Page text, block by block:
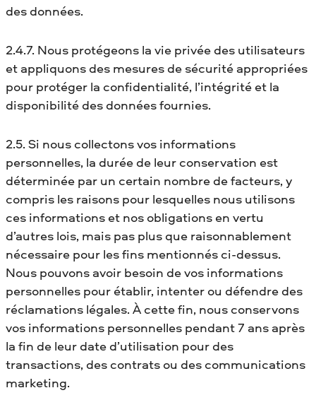
des données.
2.4.7. Nous protégeons la vie privée des utilisateurs
et appliquons des mesures de sécurité appropriées
pour protéger la confidentialité, l’intégrité et la
disponibilité des données fournies.
2.5. Si nous collectons vos informations
personnelles, la durée de leur conservation est
déterminée par un certain nombre de facteurs, y
compris les raisons pour lesquelles nous utilisons
ces informations et nos obligations en vertu
d’autres lois, mais pas plus que raisonnablement
nécessaire pour les fins mentionnés ci-dessus.
Nous pouvons avoir besoin de vos informations
personnelles pour établir, intenter ou défendre des
réclamations légales. À cette fin, nous conservons
vos informations personnelles pendant 7 ans après
la fin de leur date d’utilisation pour des
transactions, des contrats ou des communications
marketing.